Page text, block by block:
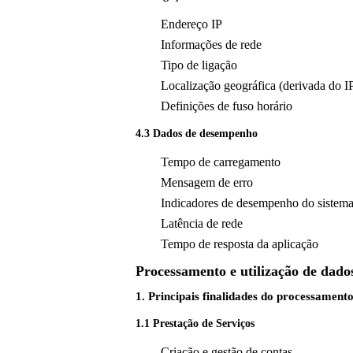
Endereço IP
Informações de rede
Tipo de ligação
Localização geográfica (derivada do
Definições de fuso horário
4.3 Dados de desempenho
Tempo de carregamento
Mensagem de erro
Indicadores de desempenho do sistema
Latência de rede
Tempo de resposta da aplicação
Processamento e utilização de
1. Principais finalidades do processamento
1.1 Prestação de Serviços